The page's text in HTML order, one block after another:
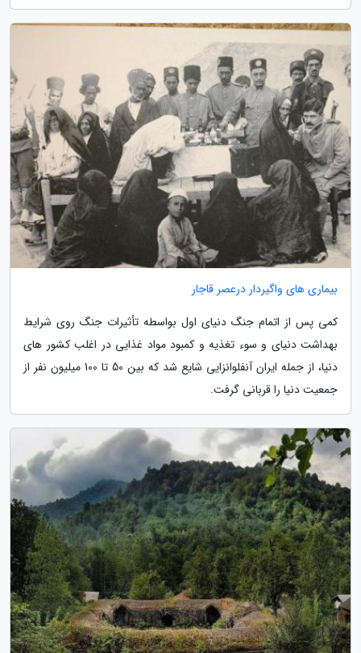
بیماری های واگیردار درعصر قاجار
کمی پس از اتمام جنگ دنیای اول بواسطه تأثیرات جنگ روی شرایط
بهداشت دنیای و سوء تغذیه و کمبود مواد غذایی در اغلب کشور های
دنیا، از جمله ایران آنفلوانزایی شایع شد که بین 50 تا 100 میلیون نفر از
جمعیت دنیا را قربانی گرفت.